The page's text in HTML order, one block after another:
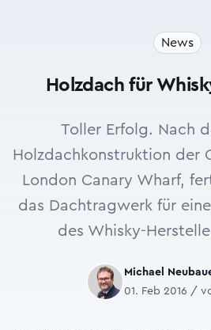
News
Holzdach für
Toller Erfolg. Nach
Holzdachkonstruktion der
London Canary Wharf,
das Dachtragwerk für
des Whisky-
Michael
01. Feb 2016 /